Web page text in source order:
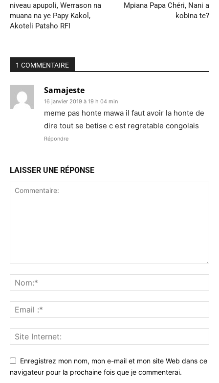
niveau apupoli, Werrason na
muana na ye Papy Kakol,
Akoteli Patsho RFI
Mpiana Papa Chéri, Nani a
kobina te?
1 COMMENTAIRE
Samajeste
16 janvier 2019 à 19 h 04 min
meme pas honte mawa il faut avoir la honte de
dire tout se betise c est regretable congolais
Répondre
LAISSER UNE RÉPONSE
Enregistrez mon nom, mon e-mail et mon site Web dans ce
navigateur pour la prochaine fois que je commenterai.